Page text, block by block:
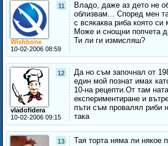
11
Wishbone
10-02-2006 08:59
Владо, даже аз дето не
облизвам... Според мен
с всякаква риба която
Може и снощни попчета
Ти ли ги измисляш?
12
vladofidera
10-02-2006 09:15
Да но съм започнал от
един мой познат имах
10-на рецепти.От там
експериментиране и
пъти съм провалял риби
така
13
Тая торта няма ли някое